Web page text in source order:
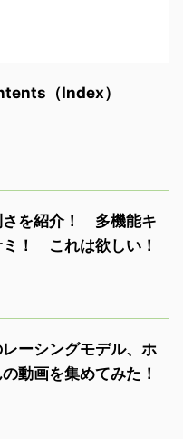
（Index）
さを紹介！ 多機能キ
ミ！ これは欲しい！
ーシングモデル、ホ
動画を集めてみた！